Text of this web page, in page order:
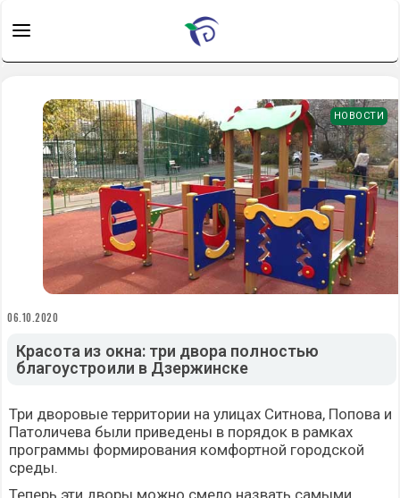
НОВОСТИ
06.10.2020
Красота из окна: три двора полностью
благоустроили в Дзержинске
Три дворовые территории на улицах Ситнова, Попова и
Патоличева были приведены в порядок в рамках
программы формирования комфортной городской
среды.
Теперь эти дворы можно смело назвать самыми